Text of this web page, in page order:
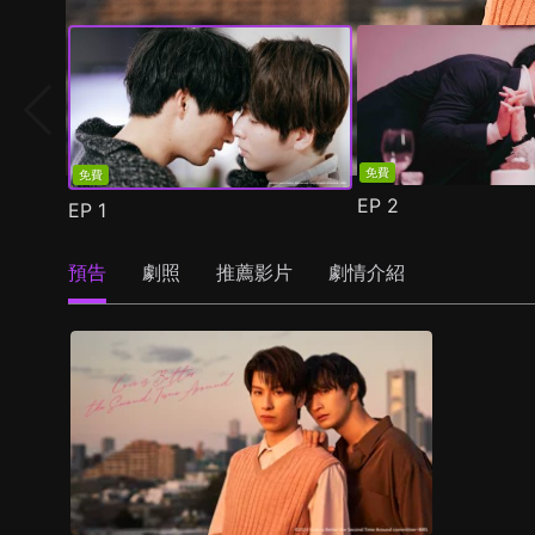
免費
EP 1
免費
EP 2
預告 劇照 推薦影片 劇情介紹